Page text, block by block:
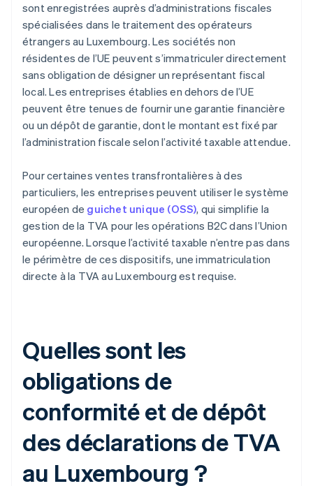
sont enregistrées auprès d’administrations fiscales
spécialisées dans le traitement des opérateurs
étrangers au Luxembourg. Les sociétés non
résidentes de l’UE peuvent s’immatriculer directement
sans obligation de désigner un représentant fiscal
local. Les entreprises établies en dehors de l’UE
peuvent être tenues de fournir une garantie financière
ou un dépôt de garantie, dont le montant est fixé par
l’administration fiscale selon l’activité taxable attendue.
Pour certaines ventes transfrontalières à des
particuliers, les entreprises peuvent utiliser le système
européen de guichet unique (OSS), qui simplifie la
gestion de la TVA pour les opérations B2C dans l’Union
européenne. Lorsque l’activité taxable n’entre pas dans
le périmètre de ces dispositifs, une immatriculation
directe à la TVA au Luxembourg est requise.
Quelles sont les
obligations de
conformité et de dépôt
des déclarations de TVA
au Luxembourg ?